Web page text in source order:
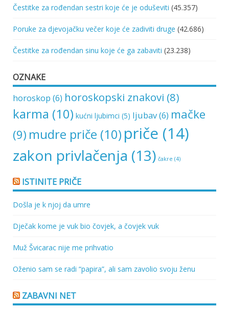
Čestitke za rođendan sestri koje će je oduševiti (45.357)
Poruke za djevojačku večer koje će zadiviti druge (42.686)
Čestitke za rođendan sinu koje će ga zabaviti (23.238)
OZNAKE
horoskop (6) horoskopski znakovi (8)
karma (10) kućni ljubimci (5) ljubav(6) mačke
(9) mudre priče (10) priče (14)
zakon privlačenja (13) čakre (4)
ISTINITE PRIČE
Došla je k njoj da umre
Dječak kome je vuk bio čovjek, a čovjek vuk
Muž Švicarac nije me prihvatio
Oženio sam se radi “papira”, ali sam zavolio svoju ženu
ZABAVNI NET